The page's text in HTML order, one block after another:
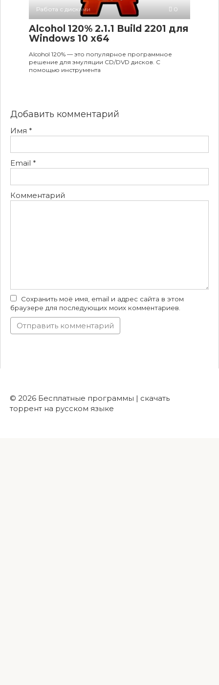
Работа с дисками 0
Alcohol 120% 2.1.1 Build 2201 для
Windows 10 x64
Alcohol 120% — это популярное программное
решение для эмуляции CD/DVD дисков. С
помощью инструмента
Добавить комментарий
Имя *
Email *
Комментарий
Сохранить моё имя, email и адрес сайта в этом
браузере для последующих моих комментариев.
© 2026 Бесплатные программы | скачать
торрент на русском языке